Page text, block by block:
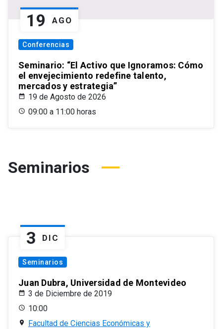
19 AGO
Conferencias
Seminario: “El Activo que Ignoramos: Cómo
el envejecimiento redefine talento,
mercados y estrategia”
19 de Agosto de 2026
09:00 a 11:00 horas
Seminarios
3 DIC
Seminarios
Juan Dubra, Universidad de Montevideo
3 de Diciembre de 2019
10:00
Facultad de Ciencias Económicas y